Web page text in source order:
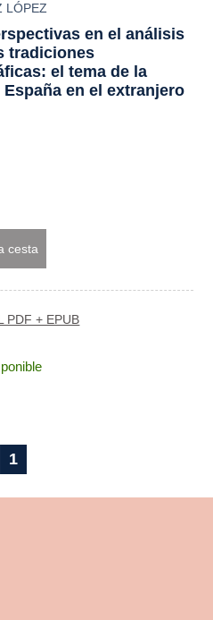
LÓPEZ
en el análisis
tradiciones
el tema de la
España en el extranjero
cesta
PDF + EPUB
1